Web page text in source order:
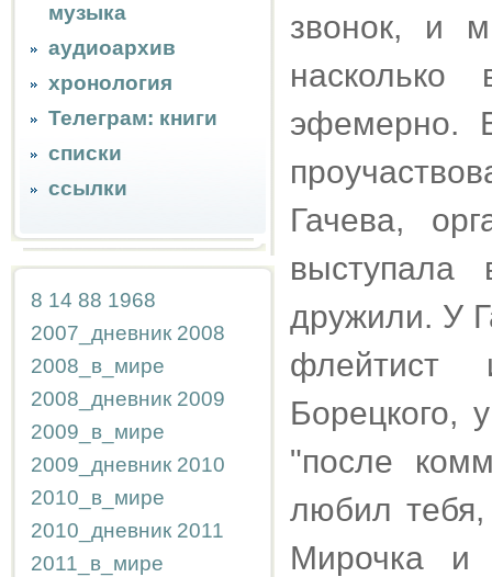
музыка
аудиоархив
хронология
Телеграм: книги
списки
ссылки
8 14 88 1968
2007_дневник 2008
2008_в_мире
2008_дневник 2009
2009_в_мире
2009_дневник 2010
2010_в_мире
2010_дневник 2011
2011_в_мире
звонок, и
насколько
эфемерно.
Гачева,
дружили. У
флейтист
Борецкого,
"после
любил
Мирочка и